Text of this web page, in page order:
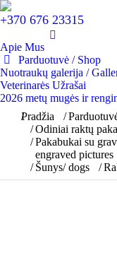
+370 676 23315
Apie Mus
Parduotuvė / Shop
Nuotraukų galerija /
Veterinarės Užrašai
2026 metų mugės ir
You are here:
Pradžia
Odiniai raktų
Pakabukai su
engraved pictures
Šunys/ dogs